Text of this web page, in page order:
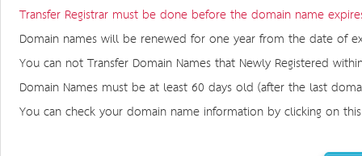
Transfer Registrar must be done before the domain name
Domain names will be renewed for one year from the date of
You can not Transfer Domain Names that Newly Registered
Domain Names must be at least 60 days old (after the last
You can check your domain name information by clicking on